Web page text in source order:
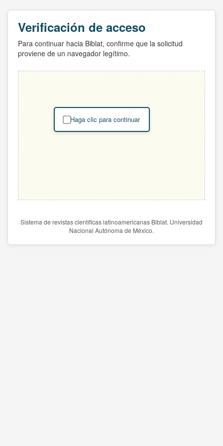
Verificación de acceso
Para continuar hacia Biblat, confirme que la solicitud
proviene de un navegador legítimo.
Haga clic para continuar
Sistema de revistas científicas latinoamericanas Biblat. Universidad
Nacional Autónoma de México.